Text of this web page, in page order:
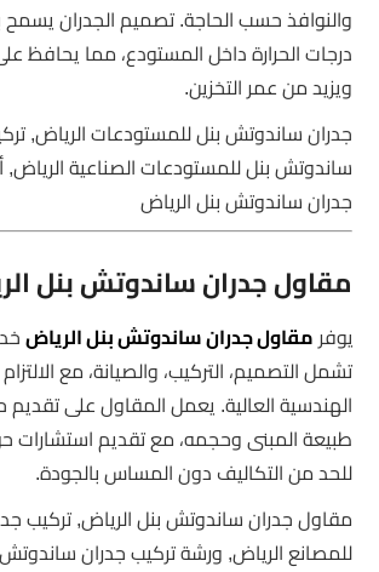
والنوافذ حسب الحاجة. تصميم الجدران
درجات الحرارة داخل المستودع، مما يحافظ
ويزيد من عمر التخزين.
جدران ساندوتش بنل للمستودعات الرياض,
ساندوتش بنل للمستودعات الصناعية
جدران ساندوتش بنل الرياض
مقاول جدران ساندوتش بنل
يوفرمقاول جدران ساندوتش بنل الرياض
تشمل التصميم، التركيب، والصيانة، مع الالتزام
الهندسية العالية. يعمل المقاول على
طبيعة المبنى وحجمه، مع تقديم استشارات
للحد من التكاليف دون المساس بالجودة.
مقاول جدران ساندوتش بنل الرياض, تركيب
للمصانع الرياض, ورشة تركيب جدران